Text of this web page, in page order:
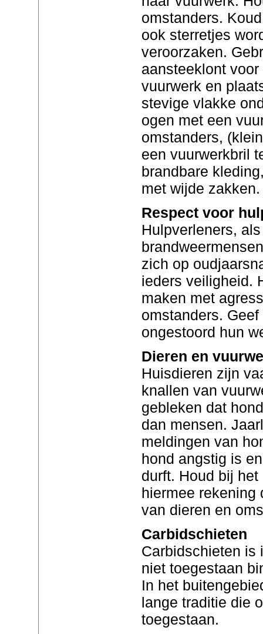
omstanders.
ook sterretjes
veroorzaken.
aansteeklont
vuurwerk en
stevige vlakke
ogen met een
omstanders,
een vuurwerkbril
brandbare
met wijde zakken.
Respect voor
Hulpverleners,
zich op
ieders veiligheid.
maken met
omstanders.
ongestoord hun
Dieren en
Huisdieren zijn
knallen van
gebleken dat
dan mensen.
meldingen van
hond angstig is
durft. Houd bij
hiermee rekening
van dieren en
Carbidschieten
Carbidschieten is
niet toegestaan
In het
lange traditie die
toegestaan.